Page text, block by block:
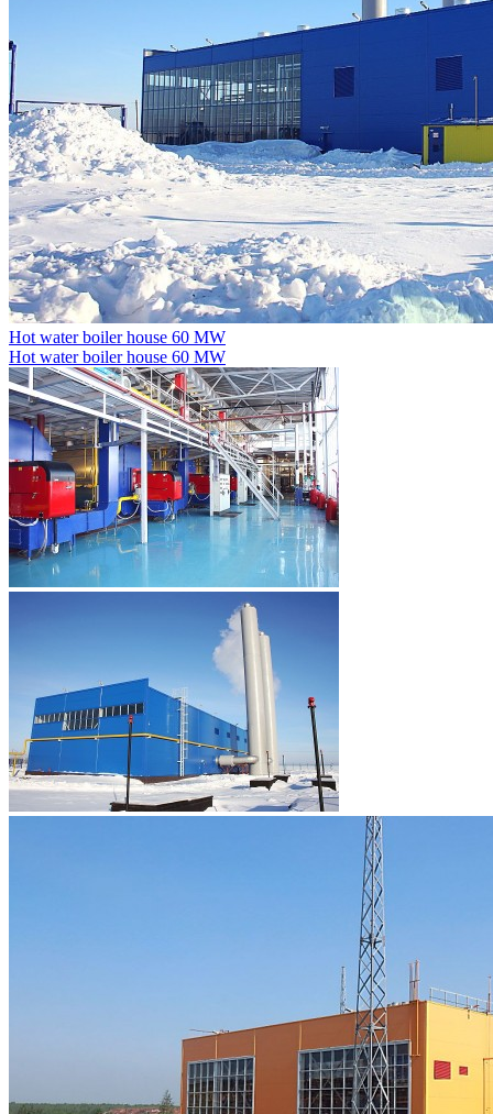
Hot water boiler house 60 MW
Hot water boiler house 60 MW